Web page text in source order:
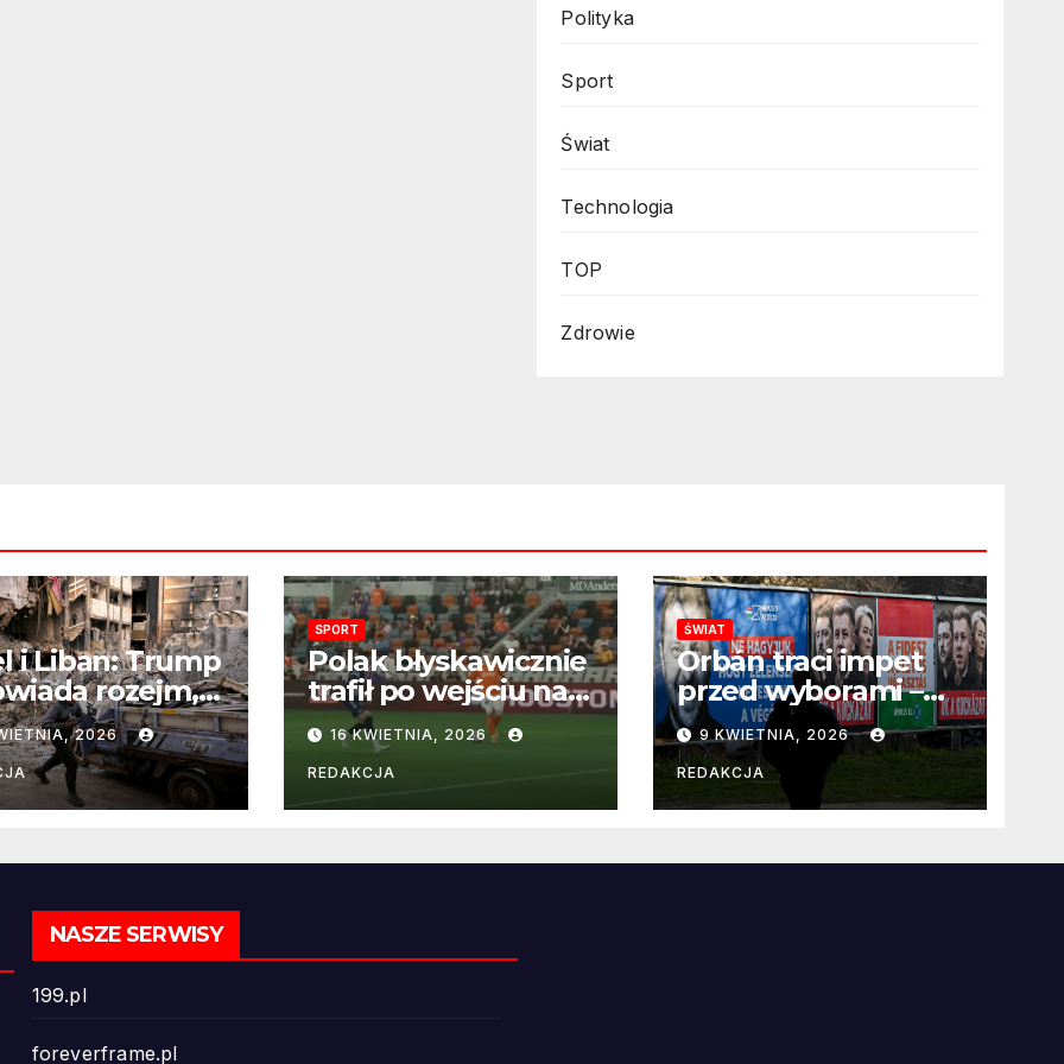
Polityka
Sport
Świat
Technologia
TOP
Zdrowie
i Liban: Trump
rozejm,
wojny
odległa
2026
SPORT
Polak błyskawicznie
trafił po wejściu na
boisko – gol już po
22 sekundach!
16 KWIETNIA, 2026
REDAKCJA
ŚWIAT
Orbán traci impet
przed wyborami –
węgierska
propaganda
przestaje
przekonywać
9 KWIETNIA, 2026
REDAKCJA
NASZE SERWISY
199.pl
foreverframe.pl